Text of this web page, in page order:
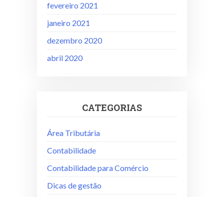
fevereiro 2021
janeiro 2021
dezembro 2020
abril 2020
CATEGORIAS
Área Tributária
Contabilidade
Contabilidade para Comércio
Dicas de gestão